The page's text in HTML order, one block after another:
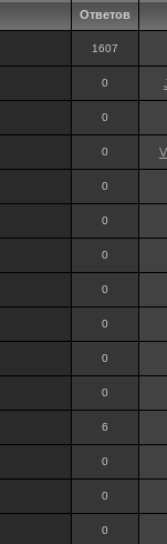
Ответов
1607
0
0
0
0
0
0
0
0
0
0
6
0
0
0